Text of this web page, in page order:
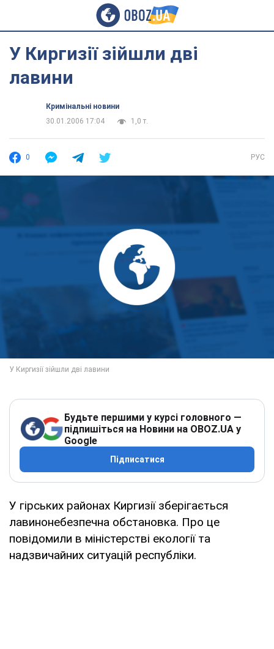
У Киргизії зійшли дві
лавини
Кримінальні новини
30.01.2006 17:04
1,0 т.
0 РУС
Будьте першими у курсі головного —
підпишіться на Новини на OBOZ.UA у
Google
Підписатися
У гірських районах Киргизії зберігається
лавинонебезпечна обстановка. Про це
повідомили в міністерстві екології та
надзвичайних ситуацій республіки.